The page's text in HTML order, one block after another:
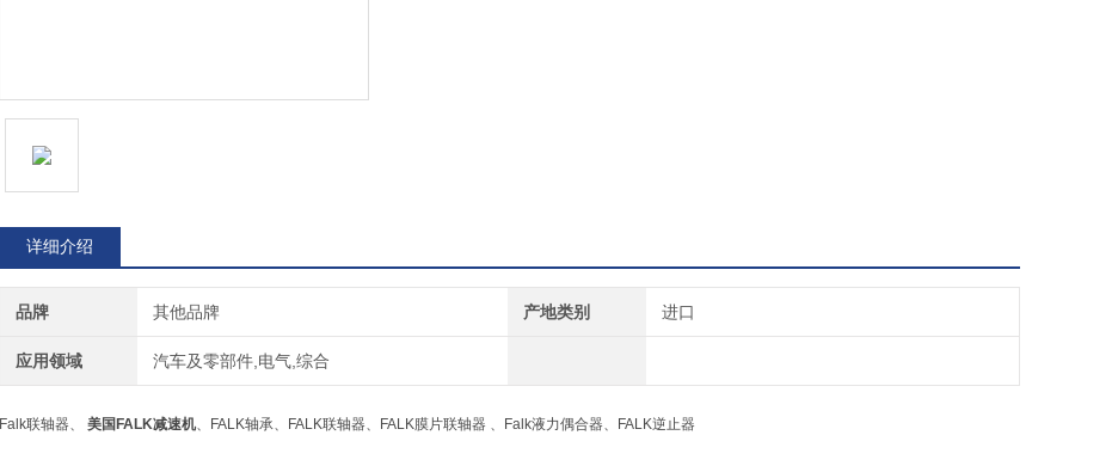
详细介绍
品牌 其他品牌 产地类别 进口
应用领域 汽车及零部件,电气,综合
Falk联轴器、 美国FALK减速机、FALK轴承、FALK联轴器、FALK膜片联轴器 、Falk液力偶合器、FALK逆止器